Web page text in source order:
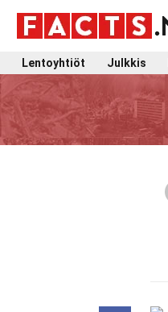
Lentoyhtiöt Julkkis